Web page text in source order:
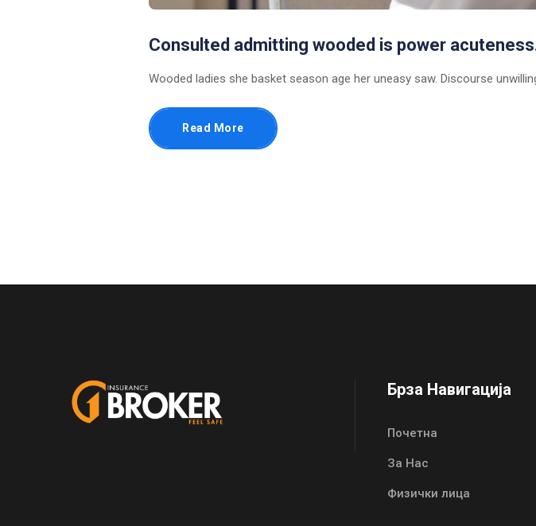
Consulted admitting wooded is power
Wooded ladies she basket season age her uneasy saw. Discourse
Read More
Брза Навигација
Почетна
За Нас
Физички лица